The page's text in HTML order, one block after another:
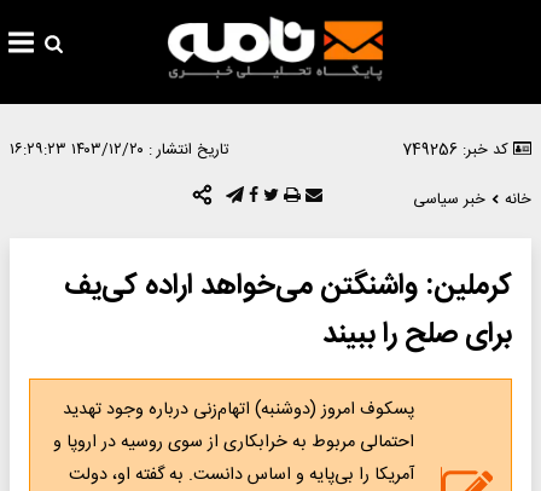
کد خبر: 749256 تاریخ انتشار : ۱۴۰۳/۱۲/۲۰ ۱۶:۲۹:۲۳
خانه
خبر سیاسی
کرملین: واشنگتن می‌خواهد اراده کی‌یف
برای صلح را ببیند
پسکوف امروز (دوشنبه) اتهام‌زنی درباره وجود تهدید
احتمالی مربوط به خرابکاری از سوی روسیه در اروپا و
آمریکا را بی‌پایه و اساس دانست. به گفته او، دولت